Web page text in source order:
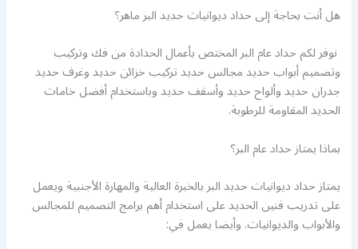
هل أنت بحاجة إلى حداد ديوانيات حديد البر ماهر؟
نوفر لكم حداد عام البر المختص بأعمال الحدادة من فك وتركيب
وتصميم أبواب حديد مجالس حديد تركيب خزائن حديد وغرف حديد
جدران حديد وألواح حديد وأسقف حديد وباستخدام أفضل خامات
الحديد المقاومة للرطوبة.
بماذا يمتاز حداد عام البر؟
يمتاز حداد ديوانيات حديد البر بالخبرة العالية والمهارة الأجنبية ويعمل
على تدريب فنين الحديد على استخدام أهم برامج التصميم للمجالس
والأبواب والديوانيات. وأيضا يعمل في: